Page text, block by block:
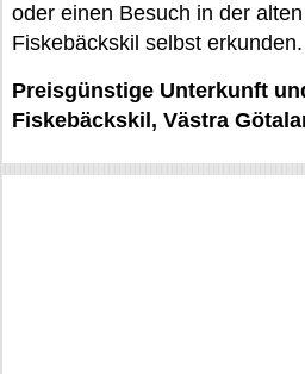
oder einen Besuch in der
Fiskebäckskil selbst erkunden.
Preisgünstige Unterkunft
Fiskebäckskil, Västra